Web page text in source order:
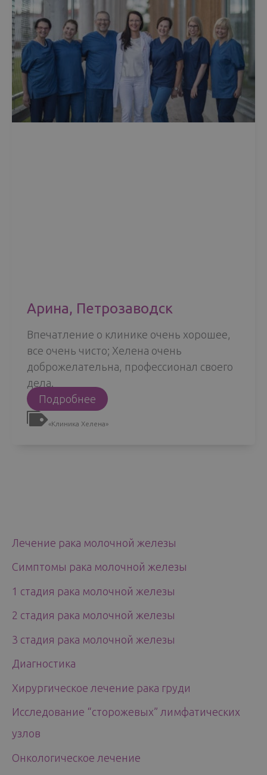
Лечение рака молочной железы
Симптомы рака молочной железы
1 стадия рака молочной железы
2 стадия рака молочной железы
3 стадия рака молочной железы
Диагностика
Хирургическое лечение рака груди
Исследование “сторожевых” лимфатических
узлов
Онкологическое лечение
Арина, Петрозаводск
Впечатление о клинике очень хорошее,
все очень чисто; Хелена очень
доброжелательна, профессионал своего
дела.
Подробнее Арина,
Петрозаводск
«Kлиника Хелена»